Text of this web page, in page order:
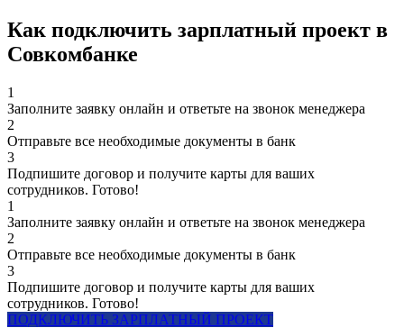
Как подключить зарплатный проект в
Совкомбанке
1
Заполните заявку онлайн и ответьте на звонок менеджера
2
Отправьте все необходимые документы в банк
3
Подпишите договор и получите карты для ваших
сотрудников. Готово!
1
Заполните заявку онлайн и ответьте на звонок менеджера
2
Отправьте все необходимые документы в банк
3
Подпишите договор и получите карты для ваших
сотрудников. Готово!
ПОДКЛЮЧИТЬ ЗАРПЛАТНЫЙ ПРОЕКТ